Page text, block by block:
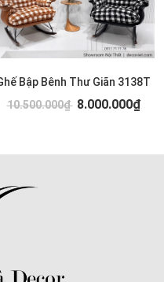
Bập Bênh Thư Giãn 3138T
10.500.000₫ 8.000.000₫